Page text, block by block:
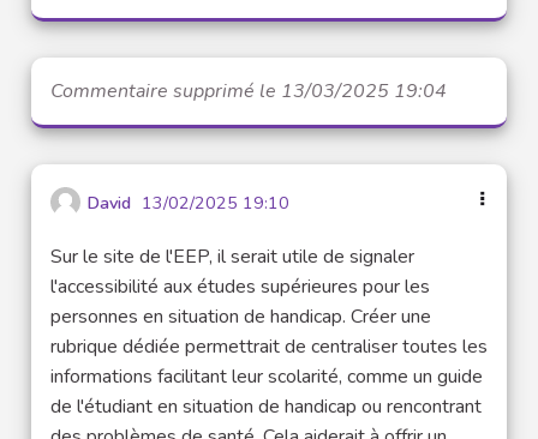
Commentaire supprimé le 13/03/2025 19:04
David 13/02/2025 19:10
Sur le site de l'EEP, il serait utile de signaler
l'accessibilité aux études supérieures pour les
personnes en situation de handicap. Créer une
rubrique dédiée permettrait de centraliser toutes les
informations facilitant leur scolarité, comme un guide
de l'étudiant en situation de handicap ou rencontrant